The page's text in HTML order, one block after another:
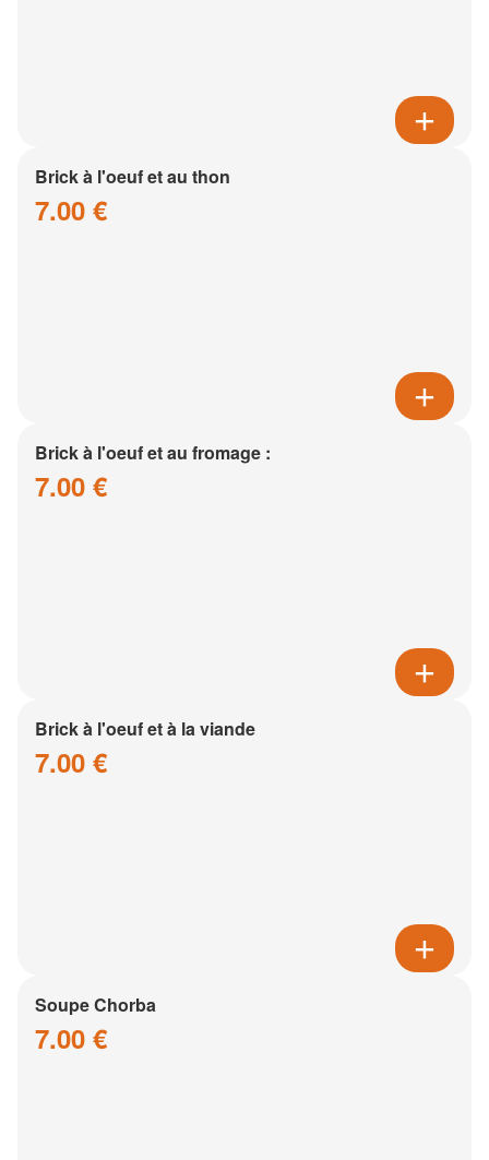
Brick à l'oeuf et au thon
7.00 €
Brick à l'oeuf et au fromage :
7.00 €
Brick à l'oeuf et à la viande
7.00 €
Soupe Chorba
7.00 €